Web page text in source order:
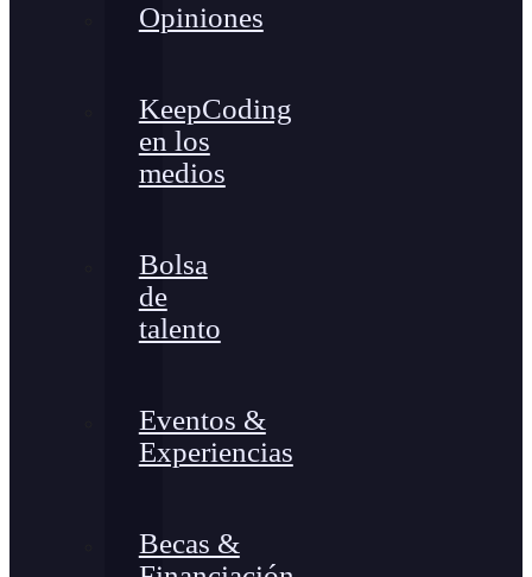
Opiniones
KeepCoding
en los
medios
Bolsa
de
talento
Eventos &
Experiencias
Becas &